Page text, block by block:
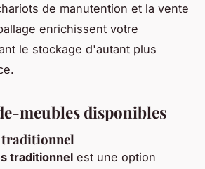
de manutention et la vente
enrichissent votre
le stockage d'autant plus
meubles disponibles
traditionnel
traditionnel est une option